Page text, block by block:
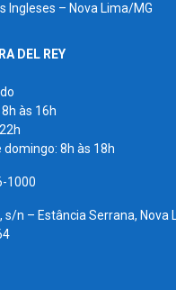
Ingleses – Nova Lima/MG
DEL REY
8h às 16h
domingo: 8h às 18h
1000
s/n – Estância Serrana, Nova